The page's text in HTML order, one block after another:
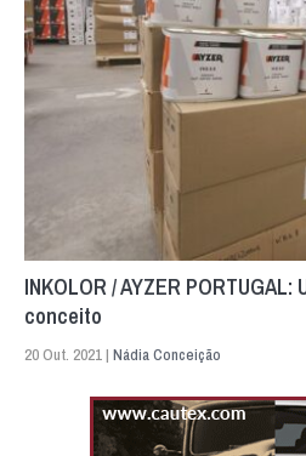
INKOLOR / AYZER PORTUGAL:
conceito
20 Out. 2021 | Nádia Conceição